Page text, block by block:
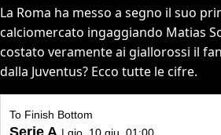
La Roma ha messo a segno il suo
calciomercato ingaggiando Matias
costato veramente ai giallorossi il
dalla Juventus? Ecco tutte le cifre.